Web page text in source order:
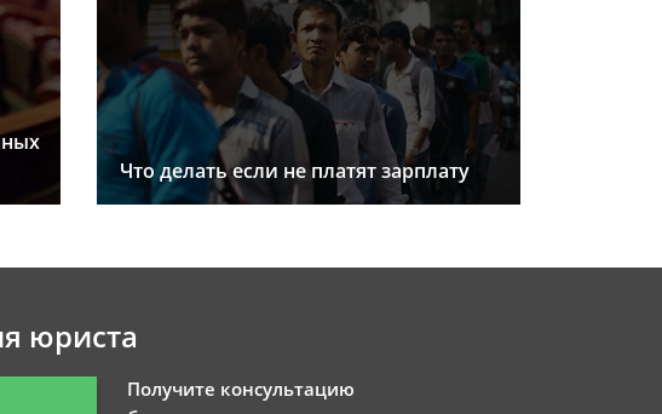
Что делать если не платят зарплату
юриста
Получите консультацию